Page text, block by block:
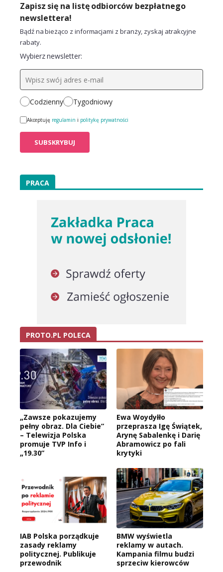
Zapisz się na listę odbiorców bezpłatnego
newslettera!
Bądź na bieżąco z informacjami z branży, zyskaj atrakcyjne
rabaty.
Wybierz newsletter:
Codzienny Tygodniowy
Akceptuję regulamin i politykę prywatności
PRACA
PROTO.PL POLECA
„Zawsze pokazujemy
pełny obraz. Dla Ciebie”
– Telewizja Polska
promuje TVP Info i
„19.30”
Ewa Woydyłło
przeprasza Igę Świątek,
Arynę Sabalenkę i Darię
Abramowicz po fali
krytyki
IAB Polska porządkuje
zasady reklamy
politycznej. Publikuje
przewodnik
BMW wyświetla
reklamy w autach.
Kampania filmu budzi
sprzeciw kierowców